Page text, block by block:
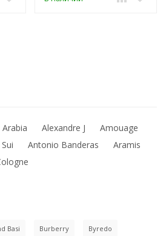
Arabia Alexandre J
Amouage
Antonio Banderas
Aramis
Basi Burberry Byredo